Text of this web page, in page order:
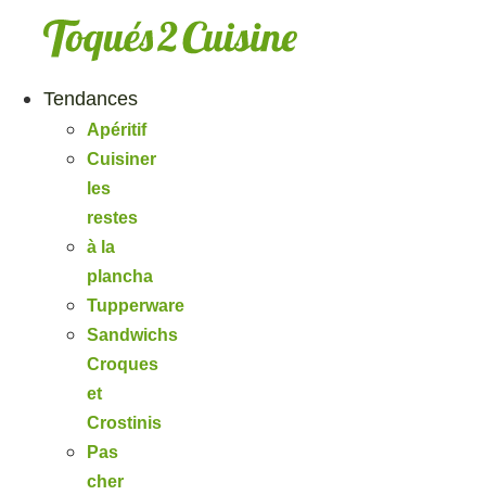
Tendances
Apéritif
Cuisiner
les
restes
à la
plancha
Tupperware
Sandwichs
Croques
et
Crostinis
Pas
cher